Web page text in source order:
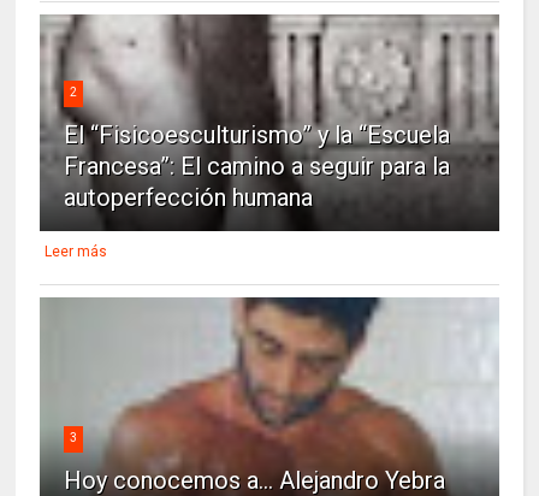
2
El “Fisicoesculturismo” y la “Escuela
Francesa”: El camino a seguir para la
autoperfección humana
Leer más
3
Hoy conocemos a... Alejandro Yebra